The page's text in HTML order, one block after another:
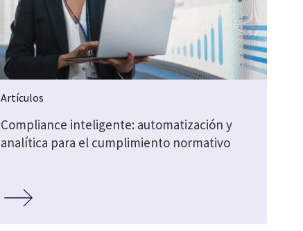
Artículos
Compliance inteligente: automatización y
analítica para el cumplimiento normativo